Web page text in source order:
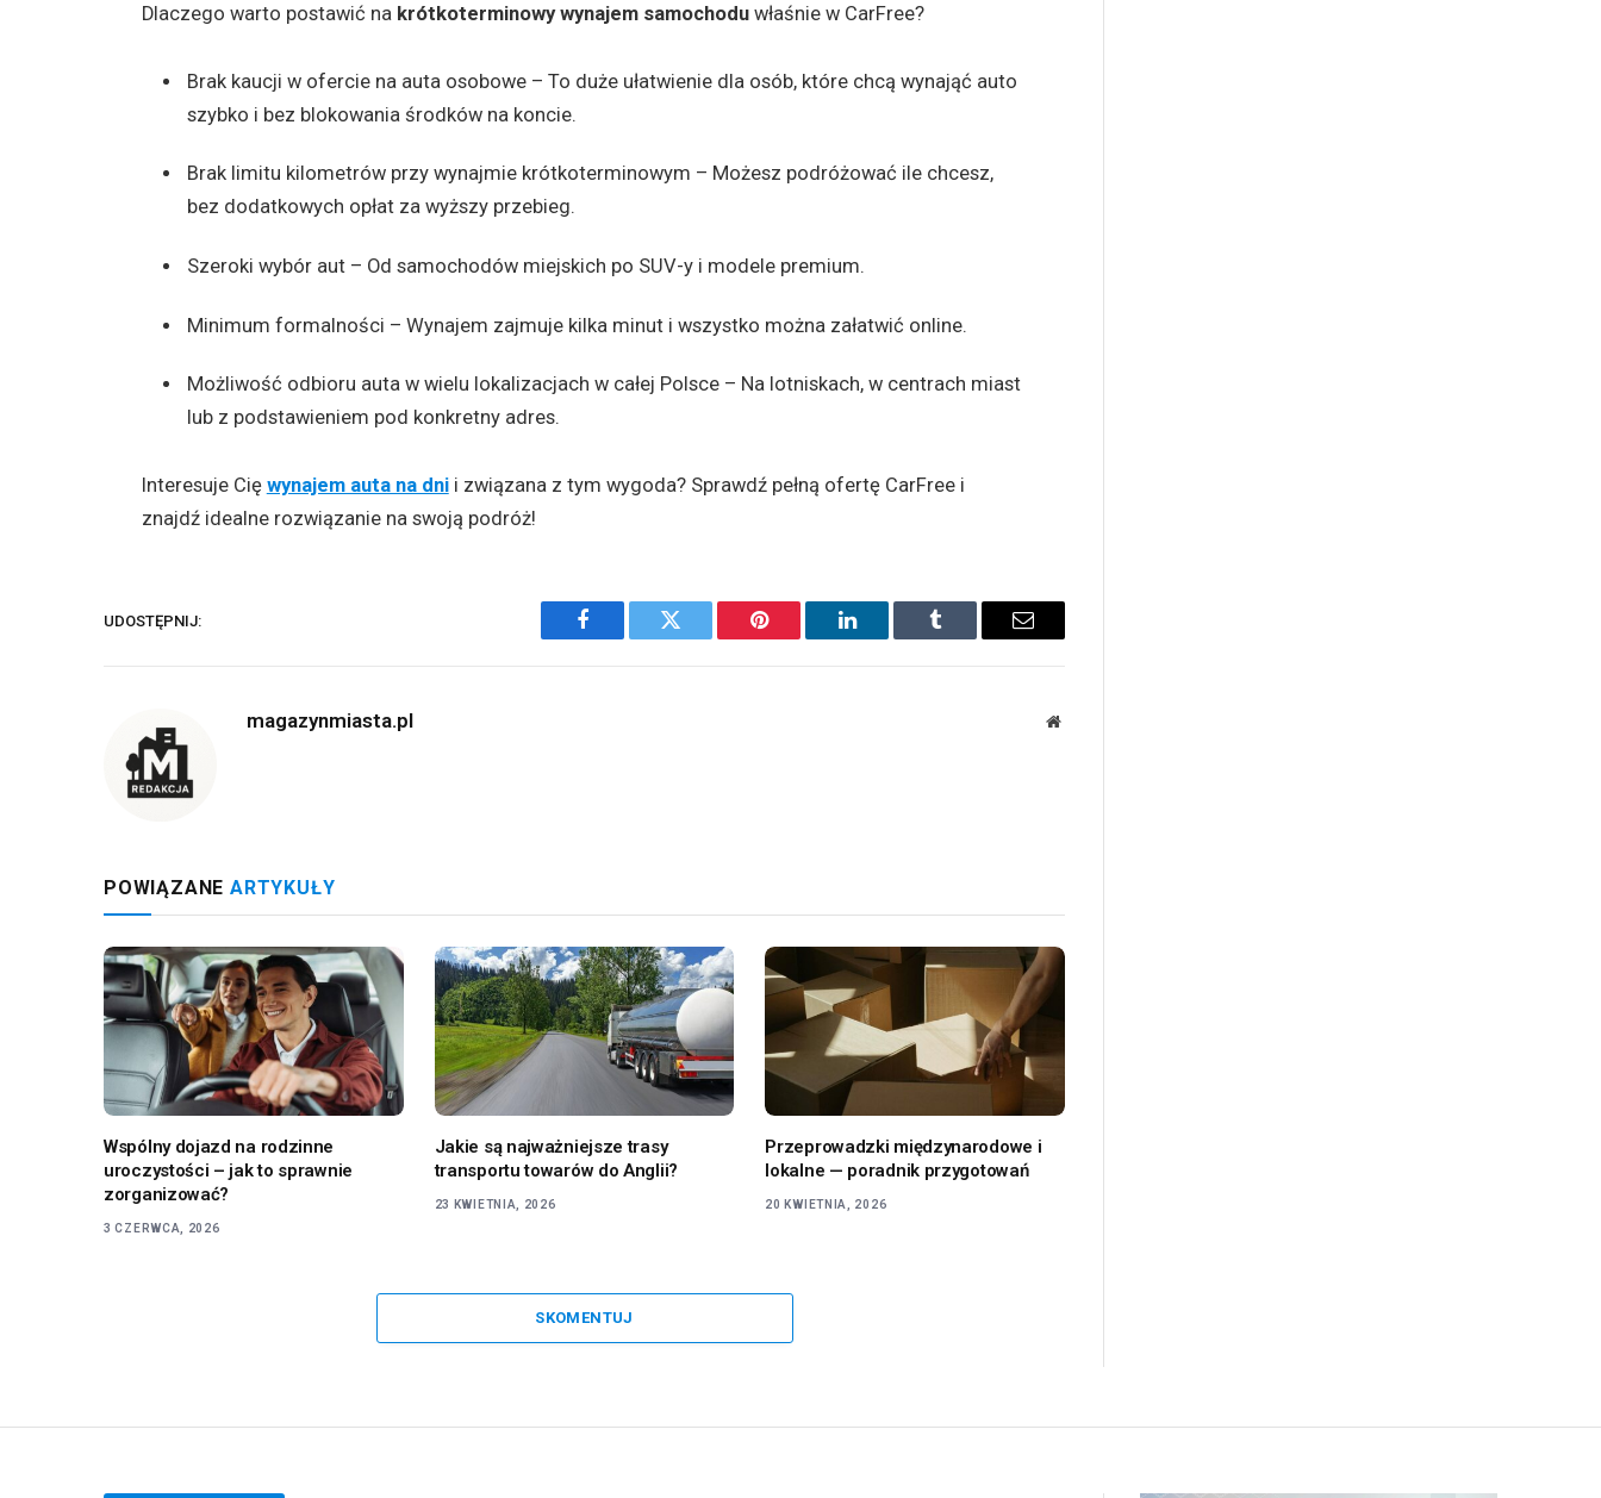
Dlaczego warto postawić na krótkoterminowy wynajem samochodu właśnie w CarFree?
Brak kaucji w ofercie na auta osobowe – To duże ułatwienie dla osób, które chcą wynająć auto
szybko i bez blokowania środków na koncie.
Brak limitu kilometrów przy wynajmie krótkoterminowym – Możesz podróżować ile chcesz,
bez dodatkowych opłat za wyższy przebieg.
Szeroki wybór aut – Od samochodów miejskich po SUV-y i modele premium.
Minimum formalności – Wynajem zajmuje kilka minut i wszystko można załatwić online.
Możliwość odbioru auta w wielu lokalizacjach w całej Polsce – Na lotniskach, w centrach miast
lub z podstawieniem pod konkretny adres.
Interesuje Cię wynajem auta na dni i związana z tym wygoda? Sprawdź pełną ofertę CarFree i
znajdź idealne rozwiązanie na swoją podróż!
UDOSTĘPNIJ:
Facebook Twitter Pinterest LinkedIn Tumblr Email
magazynmiasta.pl Website
POWIĄZANE ARTYKUŁY
Wspólny dojazd na rodzinne
uroczystości – jak to sprawnie
zorganizować?
3 CZERWCA, 2026
Jakie są najważniejsze trasy
transportu towarów do Anglii?
23 KWIETNIA, 2026
Przeprowadzki międzynarodowe i
lokalne — poradnik przygotowań
20 KWIETNIA, 2026
SKOMENTUJ